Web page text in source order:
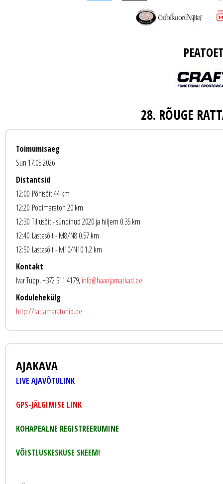
28. RÕUGE
Toimumisaeg
Sun 17.05.2026
Distantsid
12:00 Põhisõit 44 km
12:20 Poolmaraton 20 km
12:30 Tillusõit - sündinud 2020 ja hiljem 0.35 km
12:40 Lastesõit - M8/N8 0.57 km
12:50 Lastesõit - M10/N10 1.2 km
Kontakt
Ivar Tupp, +372 511 4179,info@haanjamatkad.ee
Kodulehekülg
http://rattamaratonid.ee
AJAKAVA
LIVE AJAVÕTULINK
GPS-JÄLGIMISE LINK
KOHAPEALNE REGISTREERUMINE
VÕISTLUSKESKUSE SKEEM!